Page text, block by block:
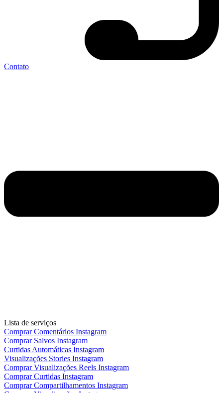
Contato
Lista de serviços
Comprar Comentários Instagram
Comprar Salvos Instagram
Curtidas Automáticas Instagram
Visualizações Stories Instagram
Comprar Visualizações Reels Instagram
Comprar Curtidas Instagram
Comprar Compartilhamentos Instagram